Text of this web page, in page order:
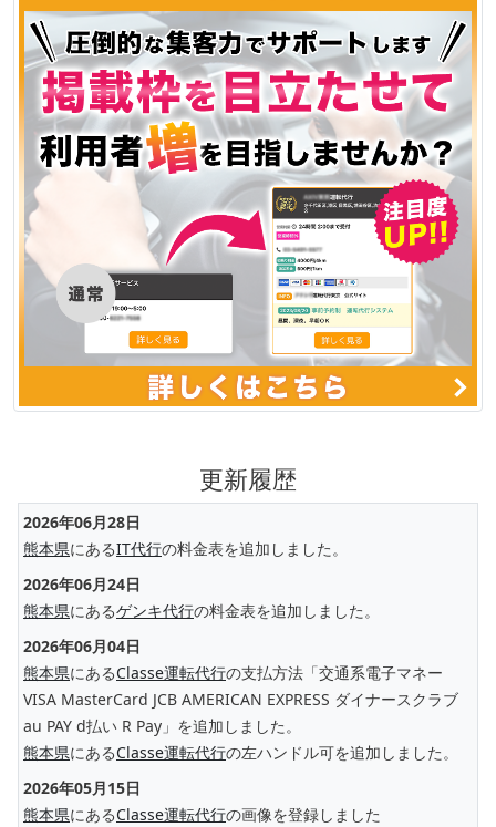
更新履歴
2026年06月28日
熊本県にあるIT代行の料金表を追加しました。
2026年06月24日
熊本県にあるゲンキ代行の料金表を追加しました。
2026年06月04日
熊本県にあるClasse運転代行の支払方法「交通系電子マネー
VISA MasterCard JCB AMERICAN EXPRESS ダイナースクラブ
au PAY d払い R Pay」を追加しました。
熊本県にあるClasse運転代行の左ハンドル可を追加しました。
2026年05月15日
熊本県にあるClasse運転代行の画像を登録しました